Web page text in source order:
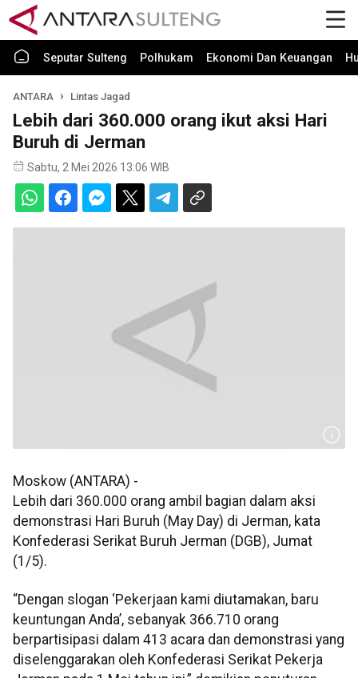
Seputar Sulteng Polhukam Ekonomi Dan Keuangan
ANTARA Lintas Jagad
Lebih dari 360.000 orang ikut aksi Hari
Buruh di Jerman
Sabtu, 2 Mei 2026 13:06 WIB
Moskow (ANTARA) -
Lebih dari 360.000 orang ambil bagian dalam aksi
demonstrasi Hari Buruh (May Day) di Jerman, kata
Konfederasi Serikat Buruh Jerman (DGB), Jumat
(1/5).
“Dengan slogan ‘Pekerjaan kami diutamakan, baru
keuntungan Anda’, sebanyak 366.710 orang
berpartisipasi dalam 413 acara dan demonstrasi yang
diselenggarakan oleh Konfederasi Serikat Pekerja